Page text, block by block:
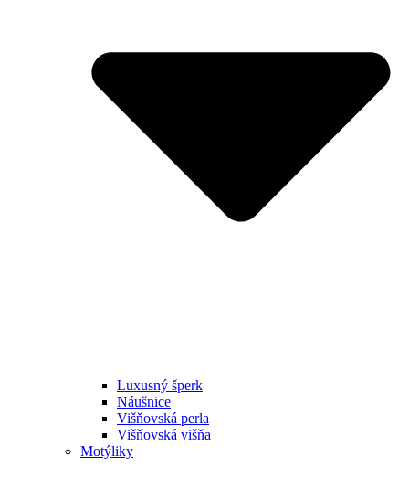
Luxusný šperk
Náušnice
Višňovská perla
Višňovská višňa
Motýliky